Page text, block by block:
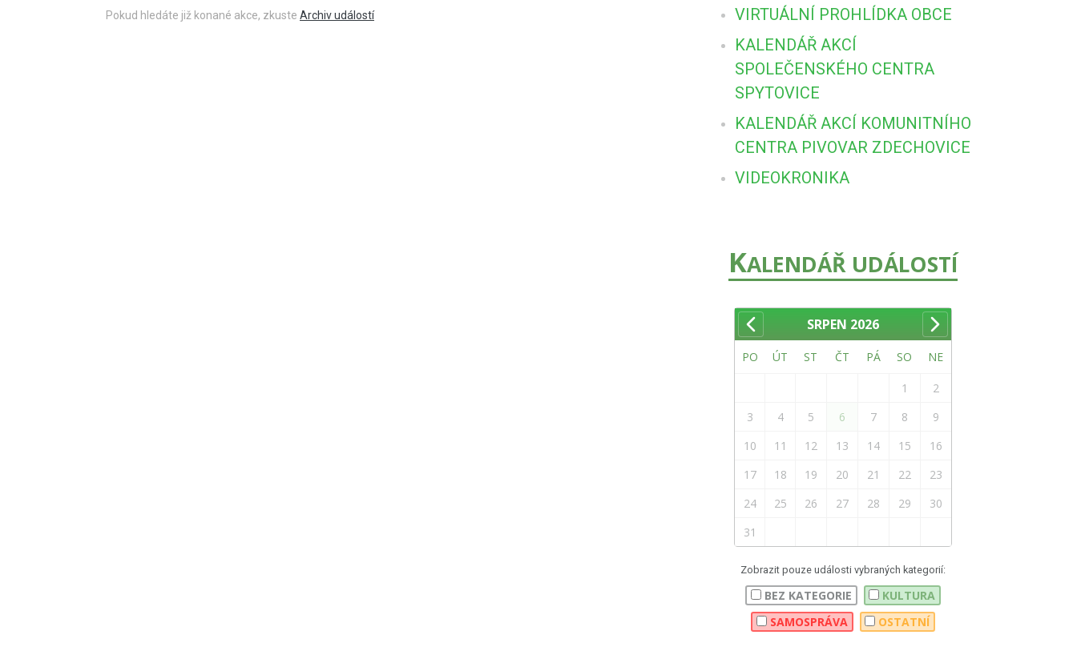
Pokud hledáte již konané akce, zkuste Archiv událostí
VIRTUÁLNÍ PROHLÍDKA OBCE
KALENDÁŘ AKCÍ
SPOLEČENSKÉHO CENTRA
SPYTOVICE
KALENDÁŘ AKCÍ KOMUNITNÍHO
CENTRA PIVOVAR ZDECHOVICE
VIDEOKRONIKA
KALENDÁŘ UDÁLOSTÍ
SRPEN 2026
PO ÚT ST ČT PÁ SO NE
1
2
3
4 5 6 7 8
9
10
11 12 13 14 15
16
17
18 19 20 21 22
23
24
25 26 27 28 29
30
31
Zobrazit pouze události vybraných kategorií:
BEZ KATEGORIE
KULTURA
SAMOSPRÁVA
OSTATNÍ